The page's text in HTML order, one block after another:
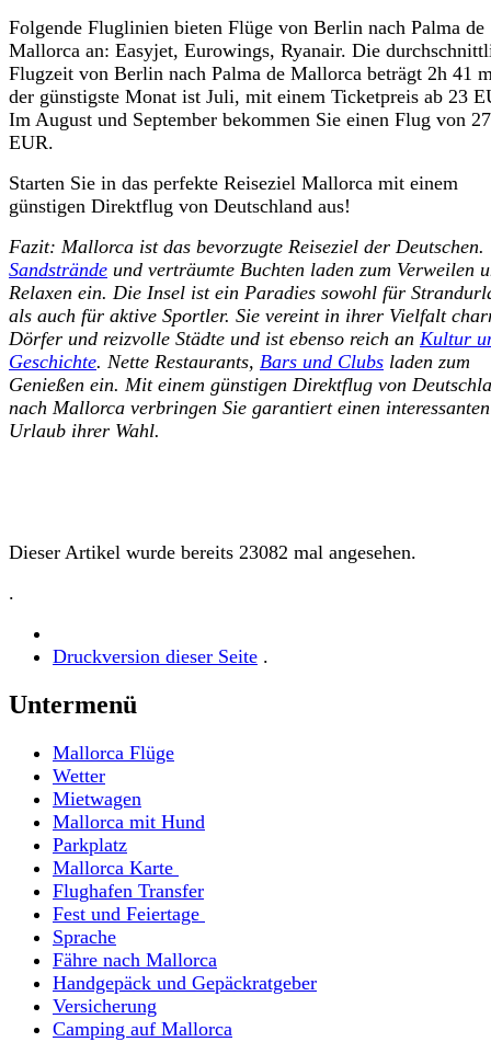
Folgende Fluglinien bieten Flüge von Berlin nach Palma de
Mallorca an: Easyjet, Eurowings, Ryanair. Die
Flugzeit von Berlin nach Palma de Mallorca beträgt 2h 41
der günstigste Monat ist Juli, mit einem Ticketpreis ab 23
Im August und September bekommen Sie einen Flug von
EUR.
Starten Sie in das perfekte Reiseziel Mallorca mit einem
günstigen Direktflug von Deutschland aus!
Fazit: Mallorca ist das bevorzugte Reiseziel der Deutschen.
Sandstrände und verträumte Buchten laden zum Verweilen
Relaxen ein. Die Insel ist ein Paradies sowohl für
als auch für aktive Sportler. Sie vereint in ihrer Vielfalt
Dörfer und reizvolle Städte und ist ebenso reich an Kultur
Geschichte. Nette Restaurants, Bars und Clubs laden zum
Genießen ein. Mit einem günstigen Direktflug von
nach Mallorca verbringen Sie garantiert einen interessanten
Urlaub ihrer Wahl.
Dieser Artikel wurde bereits 23082 mal angesehen.
.
Druckversion dieser Seite .
Untermenü
Mallorca Flüge
Wetter
Mietwagen
Mallorca mit Hund
Parkplatz
Mallorca Karte
Flughafen Transfer
Fest und Feiertage
Sprache
Fähre nach Mallorca
Handgepäck und Gepäckratgeber
Versicherung
Camping auf Mallorca